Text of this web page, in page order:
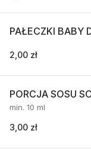
PAŁECZKI BABY
2,00 zł
PORCJA SOSU
min. 10 ml
3,00 zł